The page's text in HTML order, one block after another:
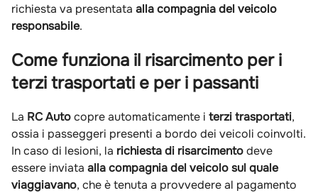
richiesta va presentata alla compagnia del veicolo
responsabile.
Come funziona il risarcimento per i
terzi trasportati e per i passanti
La RC Autocopre automaticamente i terzi trasportati,
ossia i passeggeri presenti a bordo dei veicoli coinvolti.
In caso di lesioni, la richiesta di risarcimentodeve
essere inviata alla compagnia del veicolo sul quale
viaggiavano, che è tenuta a provvedere al pagamento